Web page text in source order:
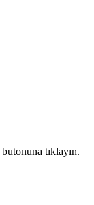
butonuna tıklayın.